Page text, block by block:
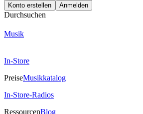
Konto erstellen Anmelden
Durchsuchen
Musik
In-Store
PreiseMusikkatalog
In-Store-Radios
RessourcenBlog